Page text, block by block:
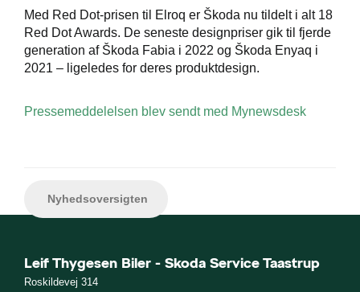
Med Red Dot-prisen til Elroq er Škoda nu tildelt i alt 18
Red Dot Awards. De seneste designpriser gik til fjerde
generation af Škoda Fabia i 2022 og Škoda Enyaq i
2021 – ligeledes for deres produktdesign.
Pressemeddelelsen blev sendt med Mynewsdesk
Nyhedsoversigten
Leif Thygesen Biler - Skoda Service Taastrup
Roskildevej 314